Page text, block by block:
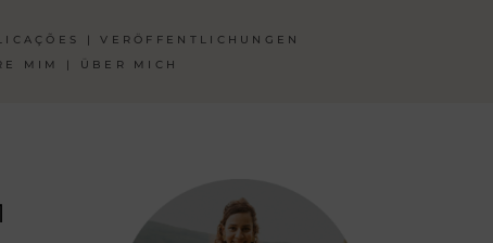
| VERÖFFENTLICHUNGEN
MIM | ÜBER MICH